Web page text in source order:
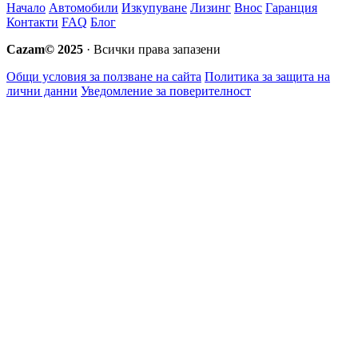
Начало Автомобили Изкупуване Лизинг Внос Гаранция
Контакти FAQ Блог
Cazam© 2025 · Всички права запазени
Общи условия за ползване на сайта Политика за защита на
лични данни Уведомление за поверителност